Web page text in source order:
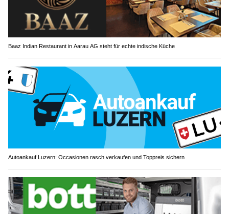
Baaz Indian Restaurant in Aarau AG steht für echte indische Küche
Autoankauf Luzern: Occasionen rasch verkaufen und Toppreis sichern